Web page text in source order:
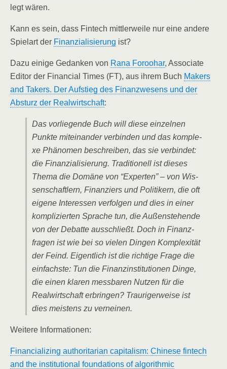
legt wären.
Kann es sein, dass Fin­tech mitt­ler­wei­le nur eine ande­re
Spiel­art der Finan­zia­li­sie­rung ist?
Dazu eini­ge Gedan­ken von Rana Forooh­ar, Asso­cia­te
Edi­tor der Finan­cial Times (FT), aus ihrem Buch Makers
and Takers. Der Auf­stieg des Finanz­we­sens und der
Absturz der Real­wirt­schaft:
Das vor­lie­gen­de Buch will die­se ein­zel­nen
Punk­te mit­ein­an­der ver­bin­den und das kom­ple­
xe Phä­no­men beschrei­ben, das sie ver­bin­det:
die Finan­zia­li­sie­rung. Tra­di­tio­nell ist die­ses
The­ma die Domä­ne von “Exper­ten” – von Wis­
sen­schaft­lern, Finan­ziers und Poli­ti­kern, die oft
eige­ne Inter­es­sen ver­fol­gen und dies in einer
kom­pli­zier­ten Spra­che tun, die Außen­ste­hen­de
von der Debat­te aus­schließt. Doch in Finanz­
fra­gen ist wie bei so vie­len Din­gen Kom­ple­xi­tät
der Feind. Eigent­lich ist die rich­ti­ge Fra­ge die
ein­fachs­te: Tun die Finanz­in­sti­tu­tio­nen Din­ge,
die einen kla­ren mess­ba­ren Nut­zen für die
Real­wirt­schaft erbrin­gen? Trau­ri­ger­wei­se ist
dies meis­tens zu verneinen.
Wei­te­re Informationen:
Finan­cia­li­zing aut­ho­ri­ta­ri­an capi­ta­lism: Chi­ne­se fin­tech
and the insti­tu­tio­nal foun­da­ti­ons of algo­rith­mic